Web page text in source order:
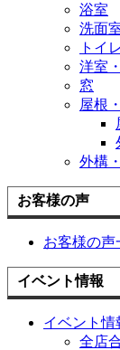
浴室
洗面
トイレ
洋室
窓
屋根
外構
お客様の声
お客様の声
イベント情報
イベント情
全店